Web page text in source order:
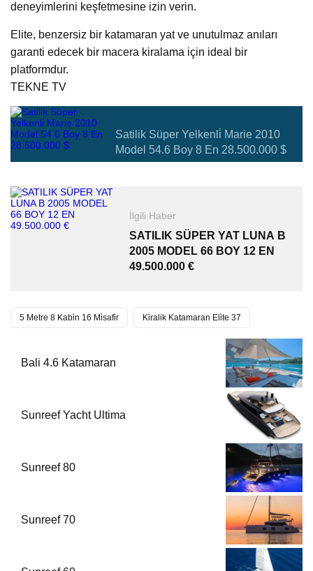
deneyimlerini keşfetmesine izin verin.
Elite, benzersiz bir katamaran yat ve unutulmaz anıları
garanti edecek bir macera kiralama için ideal bir
platformdur.
TEKNE TV
Satilik Süper Yelkenli̇ Marie 2010
Model 54.6 Boy 8 En 28.500.000 $
İlgili Haber
SATILIK SÜPER YAT LUNA B
2005 MODEL 66 BOY 12 EN
49.500.000 €
5 Metre 8 Kabi̇n 16 Mi̇safi̇r Ki̇ralik Katamaran Eli̇te 37
Bali 4.6 Katamaran
Sunreef Yacht Ultima
Sunreef 80
Sunreef 70